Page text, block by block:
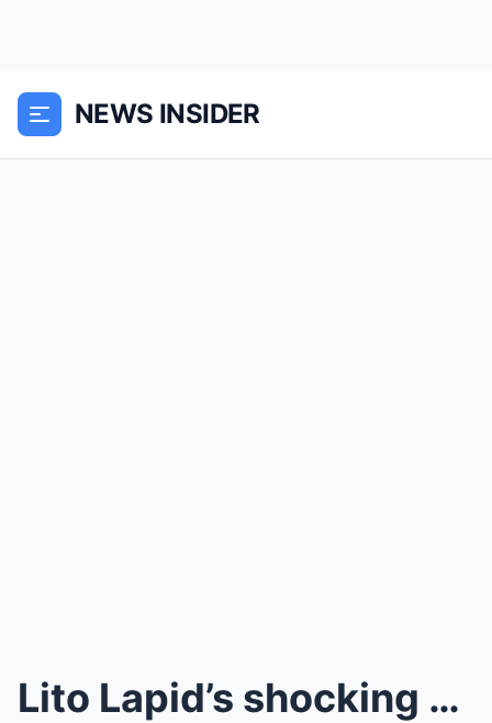
NEWS INSIDER
Lito Lapid’s shocking confession has left the enti...